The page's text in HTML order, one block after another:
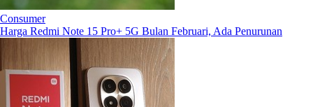
Consumer
Harga Redmi Note 15 Pro+ 5G Bulan Februari, Ada Penurunan